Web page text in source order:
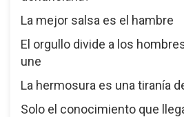
La mejor salsa es el hambre
El orgullo divide a los
une
La hermosura es una tiranía
Solo el conocimiento que